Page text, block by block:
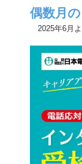
偶数月
2025年6月